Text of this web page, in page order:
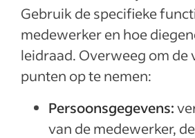
Gebruik de specifieke
medewerker en hoe
leidraad. Overweeg om de
punten op te nemen:
Persoonsgegevens:
van de medewerker,